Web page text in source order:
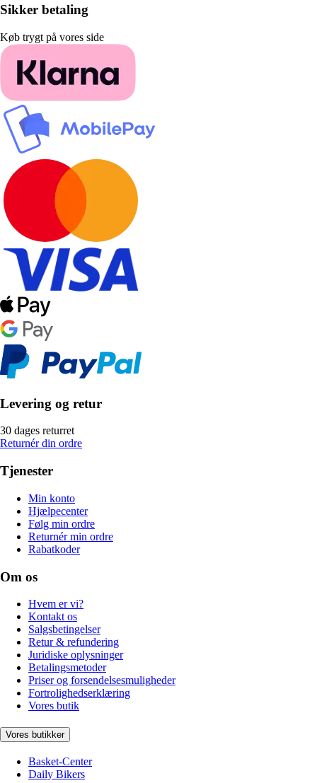
Sikker betaling
Køb trygt på vores side
Levering og retur
30 dages returret
Returnér din ordre
Tjenester
Min konto
Hjælpecenter
Følg min ordre
Returnér min ordre
Rabatkoder
Om os
Hvem er vi?
Kontakt os
Salgsbetingelser
Retur & refundering
Juridiske oplysninger
Betalingsmetoder
Priser og forsendelsesmuligheder
Fortrolighedserklæring
Vores butik
Vores butikker
Basket-Center
Daily Bikers